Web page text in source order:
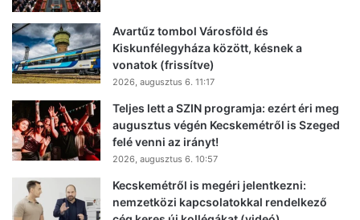
Avartűz tombol Városföld és
Kiskunfélegyháza között, késnek a
vonatok (frissítve)
2026, augusztus 6. 11:17
Teljes lett a SZIN programja: ezért éri meg
augusztus végén Kecskemétről is Szeged
felé venni az irányt!
2026, augusztus 6. 10:57
Kecskemétről is megéri jelentkezni:
nemzetközi kapcsolatokkal rendelkező